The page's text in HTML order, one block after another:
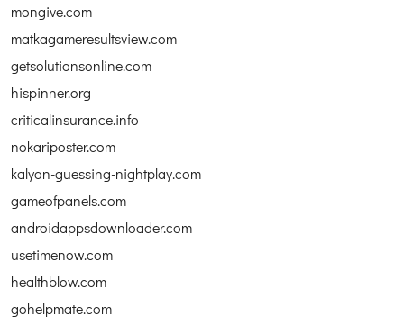
mongive.com
matkagameresultsview.com
getsolutionsonline.com
hispinner.org
criticalinsurance.info
nokariposter.com
kalyan-guessing-nightplay.com
gameofpanels.com
androidappsdownloader.com
usetimenow.com
healthblow.com
gohelpmate.com